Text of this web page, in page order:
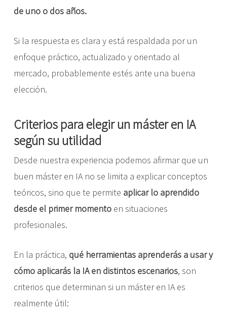
de uno o dos años.
Si la respuesta es clara y está respaldada por un
enfoque práctico, actualizado y orientado al
mercado, probablemente estés ante una buena
elección.
Criterios para elegir un máster en IA
según su utilidad
Desde nuestra experiencia podemos afirmar que un
buen máster en IA no se limita a explicar conceptos
teóricos, sino que te permite aplicar lo aprendido
desde el primer momentoen situaciones
profesionales.
En la práctica, qué herramientas aprenderás a usar y
cómo aplicarás la IA en distintos escenarios, son
criterios que determinan si un máster en IA es
realmente útil: